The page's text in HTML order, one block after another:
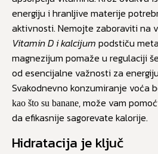
energiju i hranljive materije
aktivnosti. Nemojte zaboraviti na
Vitamin D i kalcijum podstiču
magnezijum pomaže u regulaciji
od esencijalne važnosti za
Svakodnevno konzumiranje voća
kao što su banane, može vam
da efikasnije sagorevate kalorije.
Hidratacija je ključ